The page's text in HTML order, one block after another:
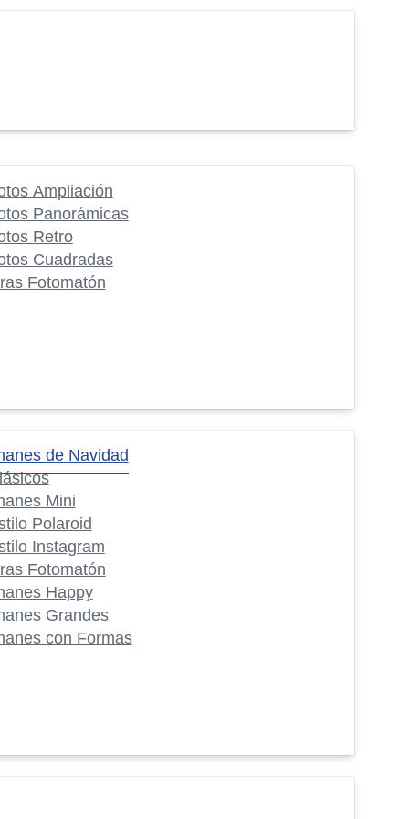
Ampliación
Panorámicas
Retro
Cuadradas
Fotomatón
de Navidad
Mini
Polaroid
Instagram
Fotomatón
Happy
Grandes
con Formas